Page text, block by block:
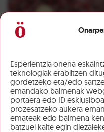
Esperientzia onena
teknologiak erabiltzen
gordetzeko eta/edo
emandako baimenak
portaera edo ID
prozesatzeko aukera
emateak edo baimena
batzuei kalte egin